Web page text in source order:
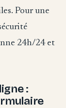
Pour une
24h/24 et
: